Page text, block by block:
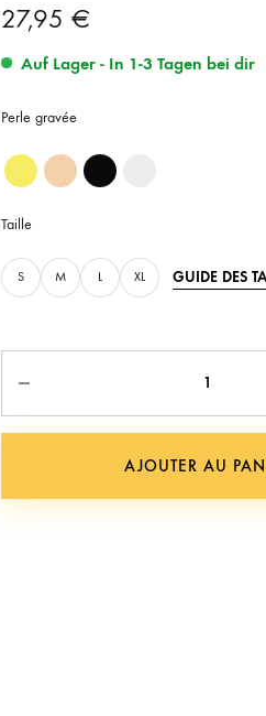
27,95 €
Auf Lager - In 1-3 Tagen bei dir
Perle gravée
Taille
S M L XL GUIDE DES
AJOUTER AU